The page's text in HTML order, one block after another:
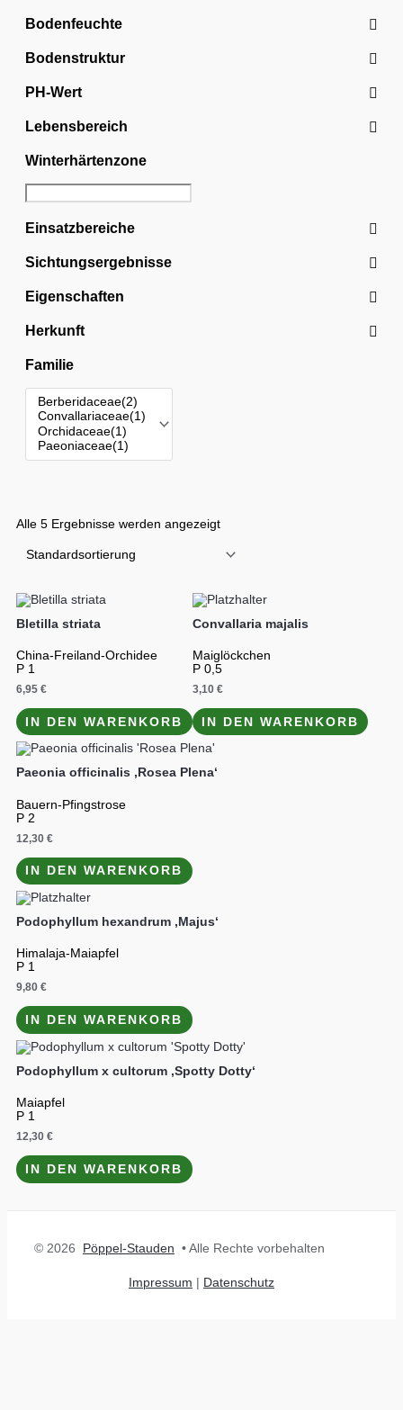
Bodenfeuchte
Bodenstruktur
PH-Wert
Lebensbereich
Winterhärtenzone
Einsatzbereiche
Sichtungsergebnisse
Eigenschaften
Herkunft
Familie
Alle 5 Ergebnisse werden angezeigt
Bletilla striata
China-Freiland-Orchidee
P 1
6,95 €
IN DEN WARENKORB
Convallaria majalis
Maiglöckchen
P 0,5
3,10 €
IN DEN WARENKORB
Paeonia officinalis ‚Rosea Plena‘
Bauern-Pfingstrose
P 2
12,30 €
IN DEN WARENKORB
Podophyllum hexandrum ‚Majus‘
Himalaja-Maiapfel
P 1
9,80 €
IN DEN WARENKORB
Podophyllum x cultorum ‚Spotty Dotty‘
Maiapfel
P 1
12,30 €
IN DEN WARENKORB
© 2026 Pöppel-Stauden • Alle Rechte vorbehalten
Impressum Datenschutz